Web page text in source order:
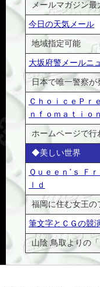
メールマガジン最
今日の天気メール
地域指定可能
大坂府警メールニ
日本で唯一警察が
ＣｈｏｉｃｅＰｒ
ｎｆｏｍａｔｉｏｎ
ホームページで行
◆美しい世界
Ｑｕｅｅｎ’ｓ Ｆ
ｌｄ
福岡に住む女王の
筆文字とＣＧの競
山陰 鳥取よりの「